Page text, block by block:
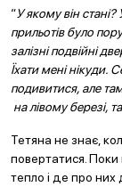
“У якому він
прильотів було
залізні подвійні
Їхати мені нікуди.
подивитися, але
на лівому березі,
Тетяна не знає,
повертатися. Поки
тепло і де про них